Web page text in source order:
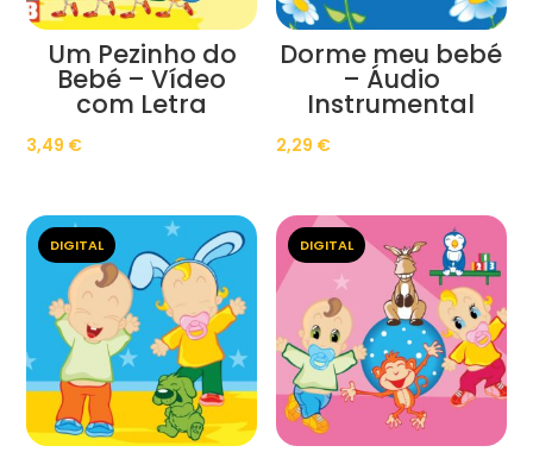
Um Pezinho do
Bebé – Vídeo
com Letra
3,49 €
Dorme meu bebé
– Áudio
Instrumental
2,29 €
DIGITAL DIGITAL